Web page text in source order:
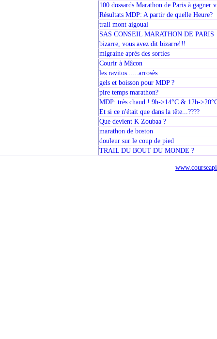
100 dossards Marathon de Paris à gagner
Résultats MDP: A partir de quelle Heure?
trail mont aigoual
SAS CONSEIL MARATHON DE PARIS
bizarre, vous avez dit bizarre!!!
migraine après des sorties
Courir à Mâcon
les ravitos......arrosès
gels et boisson pour MDP ?
pire temps marathon?
MDP: très chaud ! 9h->14°C & 12h-
Et si ce n'était que dans la tête...????
Que devient K Zoubaa ?
marathon de boston
douleur sur le coup de pied
TRAIL DU BOUT DU MONDE ?